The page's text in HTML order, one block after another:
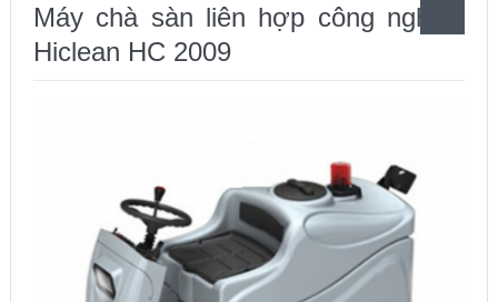
Máy chà sàn liên hợp công nghiệp
Hiclean HC 2009